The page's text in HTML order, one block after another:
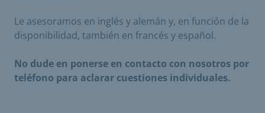
Le asesoramos en inglés y alemán y, en función de la
disponibilidad, también en francés y español.
No dude en ponerse en contacto con nosotros por
teléfono para aclarar cuestiones individuales.